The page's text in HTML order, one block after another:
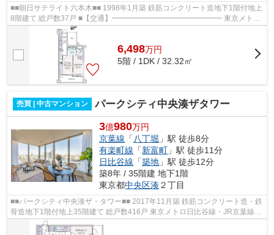
■■朝日サテライト六本木■■ 1998年1月築 鉄筋コンクリート造地下1階付地上
8階建て 総戸数37戸 ■【交通】━━━━━━━━━━━━━━━ 東京メトロ
南北線『六本木一丁目』駅徒歩5分 東京メトロ日...
6,498万円
5階 / 1DK / 32.32㎡
売買 | 中古マンション パークシティ中央湊ザタワー
3億980万円
京葉線 「 八丁堀 」駅 徒歩8分
有楽町線 「新富町 」駅 徒歩11分
日比谷線 「築地 」駅 徒歩12分
築8年 / 35階建 地下1階
東京都中央区湊２丁目
■■パークシティ中央湊ザ・タワー■■ 2017年11月築 鉄筋コンクリート造・鉄
骨造地下1階付地上35階建て 総戸数416戸 東京メトロ日比谷線・JR京葉線
「八丁堀」駅徒歩8分 オートロック ...